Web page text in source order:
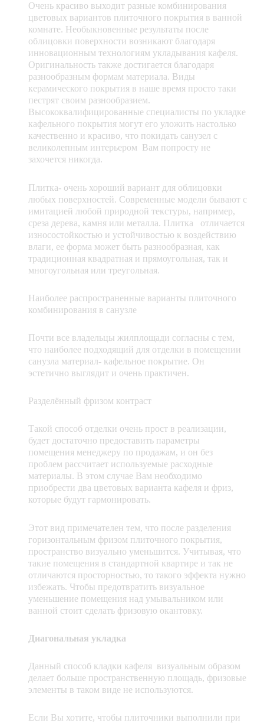
Очень красиво выходит разные комбинирования
цветовых вариантов плиточного покрытия в ванной
комнате. Необыкновенные результаты после
облицовки поверхности возникают благодаря
инновационным технологиям укладывания кафеля.
Оригинальность также достигается благодаря
разнообразным формам материала. Виды
керамического покрытия в наше время просто таки
пестрят своим разнообразием.
Высококвалифицированные специалисты по укладке
кафельного покрытия могут его уложить настолько
качественно и красиво, что покидать санузел с
великолепным интерьером Вам попросту не
захочется никогда.
Плитка- очень хороший вариант для облицовки
любых поверхностей. Современные модели бывают с
имитацией любой природной текстуры, например,
среза дерева, камня или металла. Плитка отличается
износостойкостью и устойчивостью к воздействию
влаги, ее форма может быть разнообразная, как
традиционная квадратная и прямоугольная, так и
многоугольная или треугольная.
Наиболее распространенные варианты плиточного
комбинирования в санузле
Почти все владельцы жилплощади согласны с тем,
что наиболее подходящий для отделки в помещении
санузла материал- кафельное покрытие. Он
эстетично выглядит и очень практичен.
Разделённый фризом контраст
Такой способ отделки очень прост в реализации,
будет достаточно предоставить параметры
помещения менеджеру по продажам, и он без
проблем рассчитает используемые расходные
материалы. В этом случае Вам необходимо
приобрести два цветовых варианта кафеля и фриз,
которые будут гармонировать.
Этот вид примечателен тем, что после разделения
горизонтальным фризом плиточного покрытия,
пространство визуально уменьшится. Учитывая, что
такие помещения в стандартной квартире и так не
отличаются просторностью, то такого эффекта нужно
избежать. Чтобы предотвратить визуальное
уменьшение помещения над умывальником или
ванной стоит сделать фризовую окантовку.
Диагональная укладка
Данный способ кладки кафеля визуальным образом
делает больше пространственную площадь, фризовые
элементы в таком виде не используются.
Если Вы хотите, чтобы плиточники выполнили при